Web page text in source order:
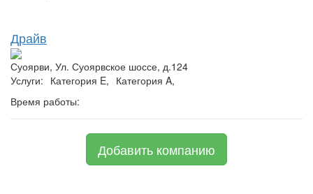
Драйв
Суоярви, Ул. Суоярвское шоссе, д.124
Услуги: Категория E, Категория A,
Время работы:
Добавить компанию